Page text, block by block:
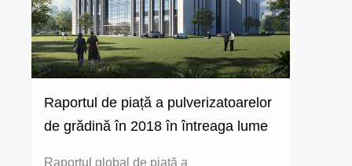
Raportul de piață a pulverizatoarelor
de grădină în 2018 în întreaga lume
Raportul global de piață a